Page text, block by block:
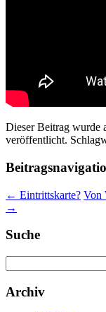
Dieser Beitrag wurde
veröffentlicht.
← Eintrittskarte? Von
→
Suche
nach:
Archiv